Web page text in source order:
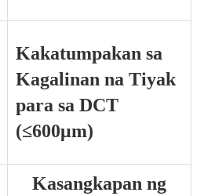
Kakatumpakan sa
Kagalinan na Tiyak
para sa DCT
(≤600μm)
Kasangkapan ng